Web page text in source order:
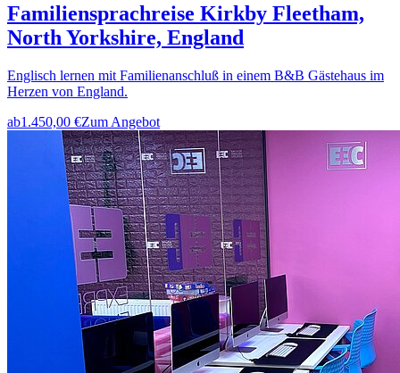
Familiensprachreise Kirkby Fleetham,
North Yorkshire, England
Englisch lernen mit Familienanschluß in einem B&B Gästehaus im
Herzen von England.
ab1.450,00 €Zum Angebot